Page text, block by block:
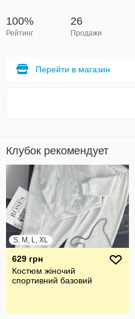
100%
Рейтинг
26
Продажи
Перейти в магазин
Клубок рекомендует
S, M, L, XL
629 грн
Костюм жіночий
спортивний базовий